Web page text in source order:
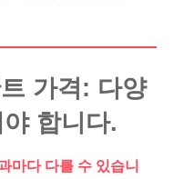
가격: 다양
합니다.
마다 다를 수 있습니